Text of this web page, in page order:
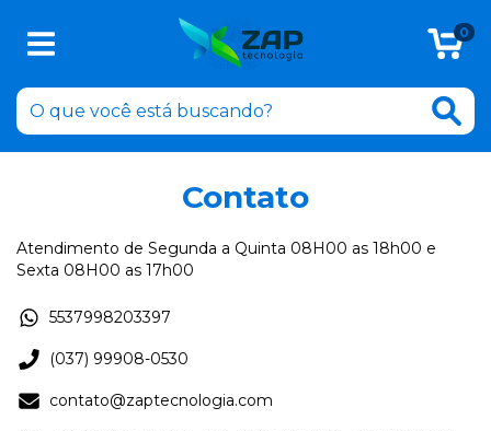
0
Contato
Atendimento de Segunda a Quinta 08H00 as 18h00 e
Sexta 08H00 as 17h00
5537998203397
(037) 99908-0530
contato@zaptecnologia.com